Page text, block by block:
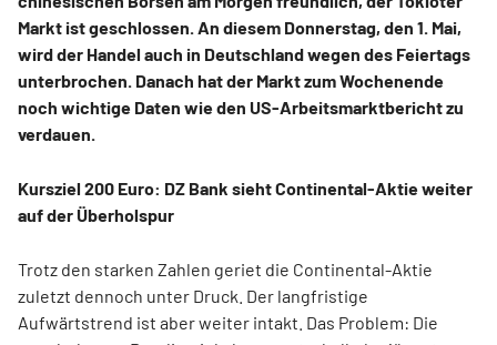
Markt ist geschlossen. An diesem Donnerstag, den 1. Mai,
wird der Handel auch in Deutschland wegen des Feiertags
unterbrochen. Danach hat der Markt zum Wochenende
noch wichtige Daten wie den US-Arbeitsmarktbericht zu
verdauen.
Kursziel 200 Euro: DZ Bank sieht Continental-Aktie weiter
auf der Überholspur
Trotz den starken Zahlen geriet die Continental-Aktie
zuletzt dennoch unter Druck. Der langfristige
Aufwärtstrend ist aber weiter intakt. Das Problem: Die